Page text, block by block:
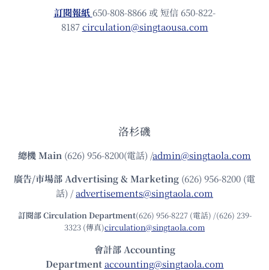
訂閱報紙 650-808-8866 或 短信 650-822-
8187circulation@singtaousa.com
洛杉磯
總機Main (626) 956-8200(電話) /admin@singtaola.com
廣告/市場部Advertising & Marketing (626) 956-8200 (電
話) /advertisements@singtaola.com
訂閱部 Circulation Department(626) 956-8227 (電話) /(626) 239-
3323 (傳真)circulation@singtaola.com
會計部 Accounting
Department accounting@singtaola.com